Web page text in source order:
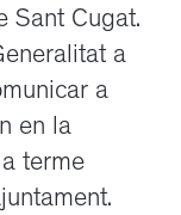
Sant Cugat.
a
a
en la
terme